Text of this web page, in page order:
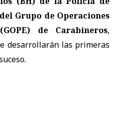
Grupo de Operaciones
de Carabineros,
desarrollarán las primeras